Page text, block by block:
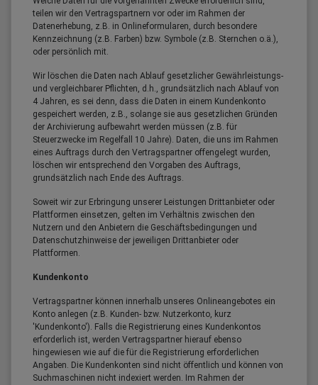
teilen wir den Vertragspartnern vor oder im Rahmen der
Datenerhebung, z.B. in Onlineformularen, durch besondere
Kennzeichnung (z.B. Farben) bzw. Symbole (z.B. Sternchen o.ä.),
oder persönlich mit.
Wir löschen die Daten nach Ablauf gesetzlicher Gewährleistungs-
und vergleichbarer Pflichten, d.h., grundsätzlich nach Ablauf von
4 Jahren, es sei denn, dass die Daten in einem Kundenkonto
gespeichert werden, z.B., solange sie aus gesetzlichen Gründen
der Archivierung aufbewahrt werden müssen (z.B. für
Steuerzwecke im Regelfall 10 Jahre). Daten, die uns im Rahmen
eines Auftrags durch den Vertragspartner offengelegt wurden,
löschen wir entsprechend den Vorgaben des Auftrags,
grundsätzlich nach Ende des Auftrags.
Soweit wir zur Erbringung unserer Leistungen Drittanbieter oder
Plattformen einsetzen, gelten im Verhältnis zwischen den
Nutzern und den Anbietern die Geschäftsbedingungen und
Datenschutzhinweise der jeweiligen Drittanbieter oder
Plattformen.
Kundenkonto
Vertragspartner können innerhalb unseres Onlineangebotes ein
Konto anlegen (z.B. Kunden- bzw. Nutzerkonto, kurz
'Kundenkonto'). Falls die Registrierung eines Kundenkontos
erforderlich ist, werden Vertragspartner hierauf ebenso
hingewiesen wie auf die für die Registrierung erforderlichen
Angaben. Die Kundenkonten sind nicht öffentlich und können von
Suchmaschinen nicht indexiert werden. Im Rahmen der